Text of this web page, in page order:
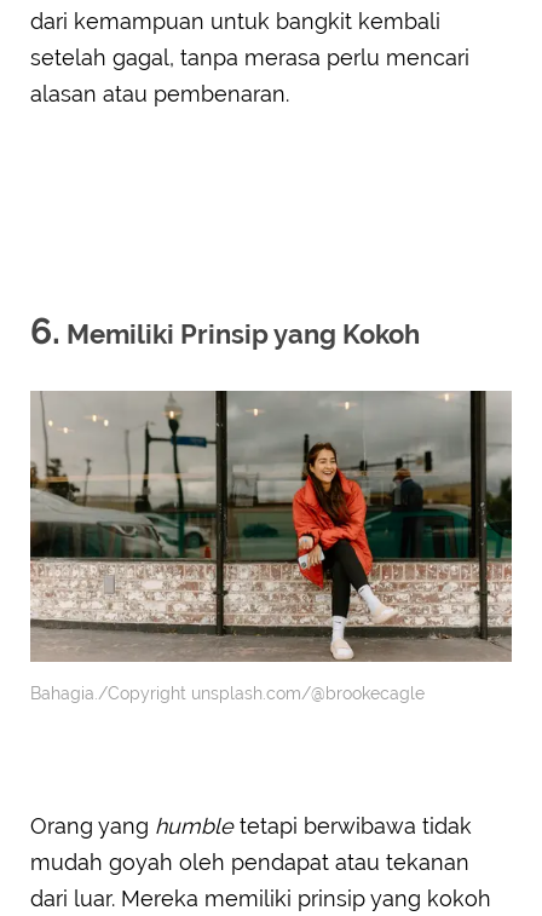
dari kemampuan untuk bangkit kembali
setelah gagal, tanpa merasa perlu mencari
alasan atau pembenaran.
6. Memiliki Prinsip yang Kokoh
Bahagia./Copyright unsplash.com/@brookecagle
Orang yang humbletetapi berwibawa tidak
mudah goyah oleh pendapat atau tekanan
dari luar. Mereka memiliki prinsip yang kokoh